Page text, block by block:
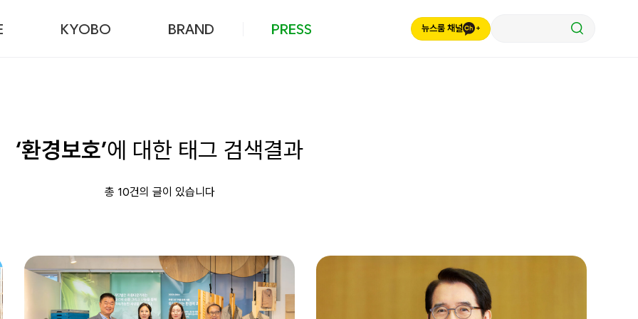
KYOBO BRAND PRESS 뉴스룸 채널
‘환경보호’에 대한 태그 검색결과
총 10건의 글이 있습니다